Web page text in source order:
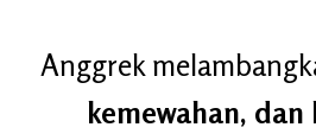
Anggrek
kemewahan,